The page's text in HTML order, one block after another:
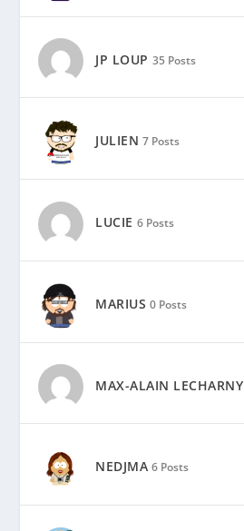
JP LOUP 35 Posts
JULIEN 7 Posts
LUCIE 6 Posts
MARIUS 0 Posts
MAX-ALAIN LECHARNY
NEDJMA 6 Posts